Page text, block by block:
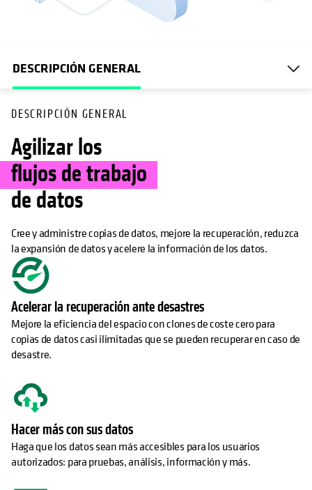
DESCRIPCIÓN GENERAL
DESCRIPCIÓN GENERAL
Agilizar los
flujos de trabajo
de datos
Cree y administre copias de datos, mejore la recuperación, reduzca
la expansión de datos y acelere la información de los datos.
Acelerar la recuperación ante desastres
Mejore la eficiencia del espacio con clones de coste cero para
copias de datos casi ilimitadas que se pueden recuperar en caso de
desastre.
Hacer más con sus datos
Haga que los datos sean más accesibles para los usuarios
autorizados: para pruebas, análisis, información y más.